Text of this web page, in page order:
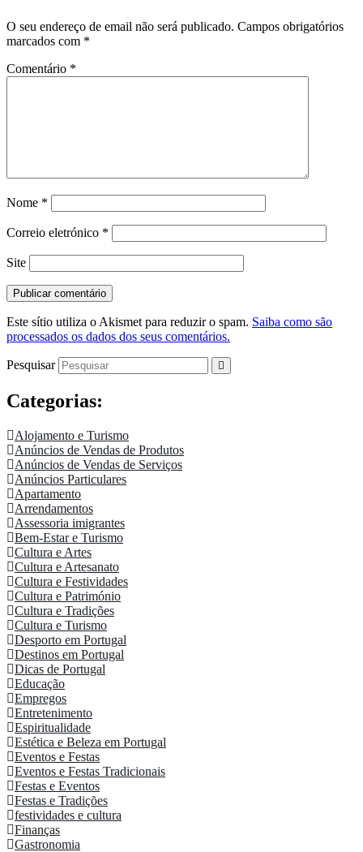
O seu endereço de email não será publicado. Campos obrigatórios
marcados com *
Comentário *
Nome *
Correio eletrónico *
Site
Este sítio utiliza o Akismet para reduzir o spam. Saiba como são
processados os dados dos seus comentários.
Pesquisar
Categorias:
Alojamento e Turismo
Anúncios de Vendas de Produtos
Anúncios de Vendas de Serviços
Anúncios Particulares
Apartamento
Arrendamentos
Assessoria imigrantes
Bem-Estar e Turismo
Cultura e Artes
Cultura e Artesanato
Cultura e Festividades
Cultura e Património
Cultura e Tradições
Cultura e Turismo
Desporto em Portugal
Destinos em Portugal
Dicas de Portugal
Educação
Empregos
Entretenimento
Espiritualidade
Estética e Beleza em Portugal
Eventos e Festas
Eventos e Festas Tradicionais
Festas e Eventos
Festas e Tradições
festividades e cultura
Finanças
Gastronomia